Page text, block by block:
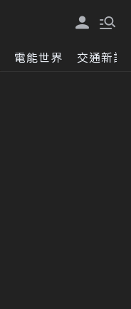
電能世界 交通新訊